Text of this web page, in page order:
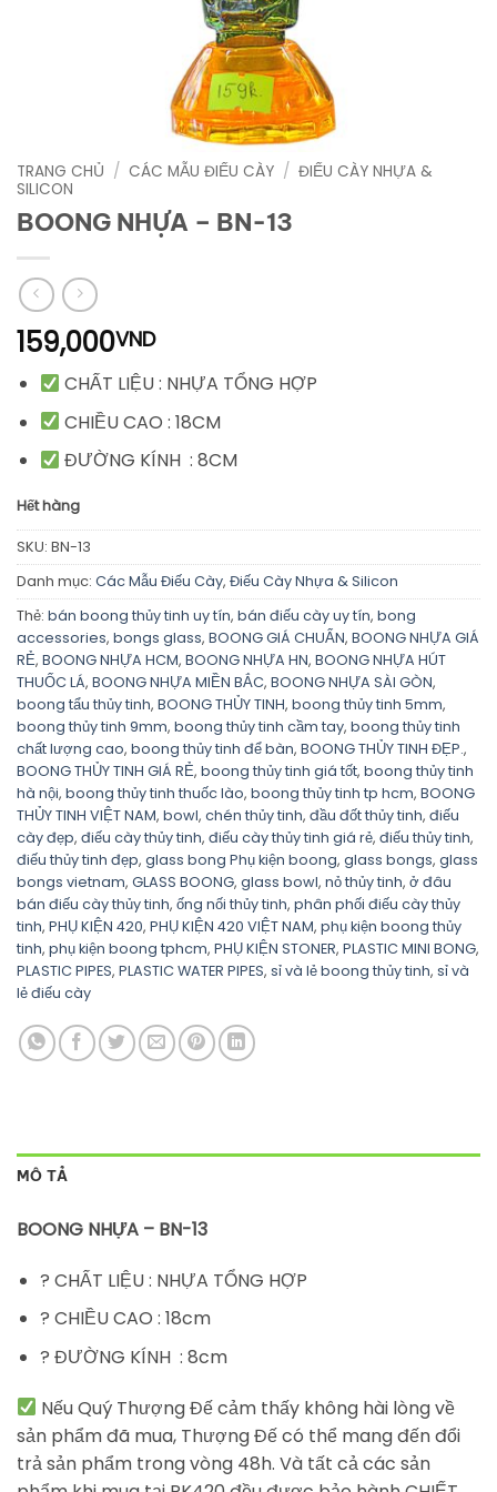
TRANG CHỦ / CÁC MẪU ĐIẾU CÀY / ĐIẾU CÀY NHỰA &
SILICON
BOONG NHỰA – BN-13
159,000VND
CHẤT LIỆU : NHỰA TỔNG HỢP
CHIỀU CAO : 18CM
ĐƯỜNG KÍNH : 8CM
Hết hàng
SKU: BN-13
Danh mục: Các Mẫu Điếu Cày, Điếu Cày Nhựa & Silicon
Thẻ: bán boong thủy tinh uy tín, bán điếu cày uy tín, bong
accessories, bongs glass, BOONG GIÁ CHUẨN, BOONG NHỰA GIÁ
RẺ, BOONG NHỰA HCM, BOONG NHỰA HN, BOONG NHỰA HÚT
THUỐC LÁ, BOONG NHỰA MIỀN BẮC, BOONG NHỰA SÀI GÒN,
boong tẩu thủy tinh, BOONG THỦY TINH, boong thủy tinh 5mm,
boong thủy tinh 9mm, boong thủy tinh cầm tay, boong thủy tinh
chất lượng cao, boong thủy tinh để bàn, BOONG THỦY TINH ĐẸP.,
BOONG THỦY TINH GIÁ RẺ, boong thủy tinh giá tốt, boong thủy tinh
hà nội, boong thủy tinh thuốc lào, boong thủy tinh tp hcm, BOONG
THỦY TINH VIỆT NAM, bowl, chén thủy tinh, đầu đốt thủy tinh, điếu
cày đẹp, điếu cày thủy tinh, điếu cày thủy tinh giá rẻ, điếu thủy tinh,
điếu thủy tinh đẹp, glass bong Phụ kiện boong, glass bongs, glass
bongs vietnam, GLASS BOONG, glass bowl, nỏ thủy tinh, ở đâu
bán điếu cày thủy tinh, ống nối thủy tinh, phân phối điếu cày thủy
tinh, PHỤ KIỆN 420, PHỤ KIỆN 420 VIỆT NAM, phụ kiện boong thủy
tinh, phụ kiện boong tphcm, PHỤ KIỆN STONER, PLASTIC MINI BONG,
PLASTIC PIPES, PLASTIC WATER PIPES, sỉ và lẻ boong thủy tinh, sỉ và
lẻ điếu cày
MÔ TẢ
BOONG NHỰA – BN-13
? CHẤT LIỆU : NHỰA TỔNG HỢP
? CHIỀU CAO : 18cm
? ĐƯỜNG KÍNH : 8cm
Nếu Quý Thượng Đế cảm thấy không hài lòng về
sản phẩm đã mua, Thượng Đế có thể mang đến đổi
trả sản phẩm trong vòng 48h. Và tất cả các sản